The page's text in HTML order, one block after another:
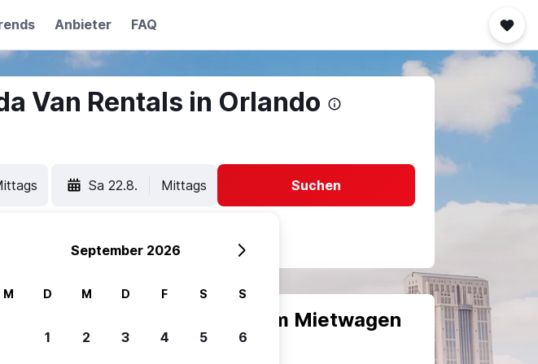
Anbieter FAQ
Van Rentals in Orlando
Sa 22.8. Mittags Suchen
SWOODOO entscheiden, um Mietwagen
September 2026
M D M D F S S
1 2 3 4 5 6